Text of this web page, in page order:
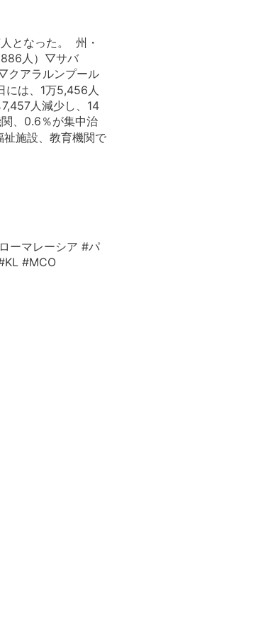
となった。 州・
886人）▽サバ
アラルンプール
は、1万5,456人
人減少し、14
、0.6％が集中治
施設、教育機関で
ーマレーシア #パ
#MCO